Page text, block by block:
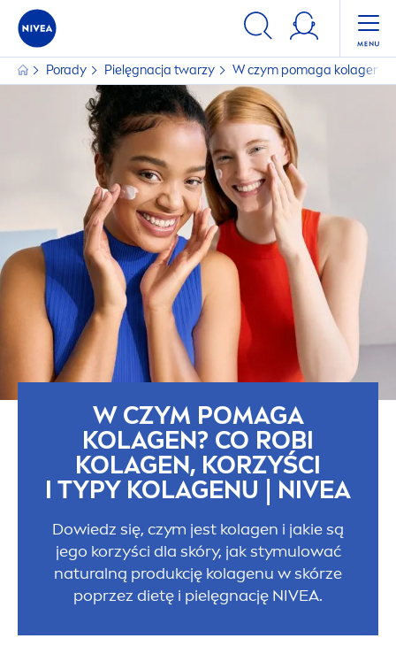
Porady Pielęgnacja twarzy W czym pomaga kolagen?
W CZYM POMAGA
KOLAGEN? CO ROBI
KOLAGEN, KORZYŚCI
I TYPY KOLAGENU | NIVEA
Dowiedz się, czym jest kolagen i jakie są
jego korzyści dla skóry, jak stymulować
naturalną produkcję kolagenu w skórze
poprzez dietę i pielęgnację NIVEA.